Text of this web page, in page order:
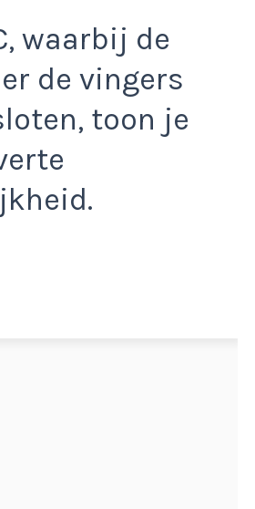
waarbij de
de vingers
toon je